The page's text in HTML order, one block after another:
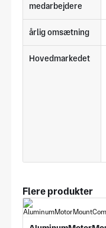
medarbejdere
årlig omsætning
Hovedmarkedet
Flere produkter